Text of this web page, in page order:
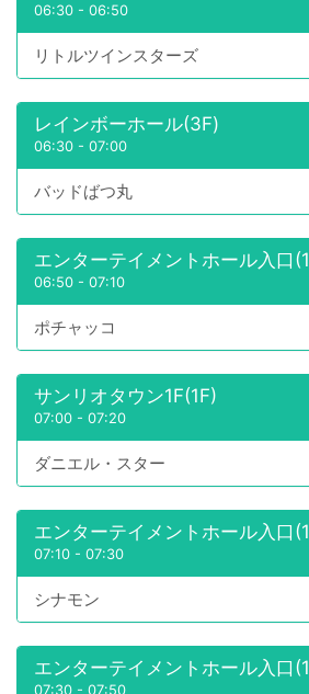
06:30 - 06:50
リトルツインスターズ
レインボーホール(3F)
06:30 - 07:00
バッドばつ丸
エンターテイメントホール入口
06:50 - 07:10
ポチャッコ
サンリオタウン1F(1F)
07:00 - 07:20
ダニエル・スター
エンターテイメントホール入口
07:10 - 07:30
シナモン
エンターテイメントホール入口
07:30 - 07:50